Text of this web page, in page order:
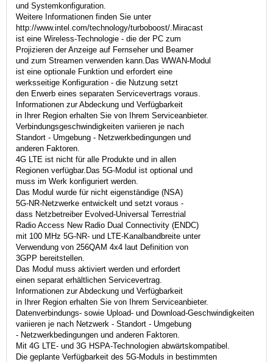
und Systemkonfiguration.
Weitere Informationen finden Sie unter
http://www.intel.com/technology/turboboost/.Miracast
ist eine Wireless-Technologie - die der PC zum
Projizieren der Anzeige auf Fernseher und Beamer
und zum Streamen verwenden kann.Das WWAN-Modul
ist eine optionale Funktion und erfordert eine
werksseitige Konfiguration - die Nutzung setzt
den Erwerb eines separaten Servicevertrags voraus.
Informationen zur Abdeckung und Verfügbarkeit
in Ihrer Region erhalten Sie von Ihrem Serviceanbieter.
Verbindungsgeschwindigkeiten variieren je nach
Standort - Umgebung - Netzwerkbedingungen und
anderen Faktoren.
4G LTE ist nicht für alle Produkte und in allen
Regionen verfügbar.Das 5G-Modul ist optional und
muss im Werk konfiguriert werden.
Das Modul wurde für nicht eigenständige (NSA)
5G-NR-Netzwerke entwickelt und setzt voraus -
dass Netzbetreiber Evolved-Universal Terrestrial
Radio Access New Radio Dual Connectivity (ENDC)
mit 100 MHz 5G-NR- und LTE-Kanalbandbreite unter
Verwendung von 256QAM 4x4 laut Definition von
3GPP bereitstellen.
Das Modul muss aktiviert werden und erfordert
einen separat erhältlichen Servicevertrag.
Informationen zur Abdeckung und Verfügbarkeit
in Ihrer Region erhalten Sie von Ihrem Serviceanbieter.
Datenverbindungs- sowie Upload- und Download-Geschwindigkeiten
variieren je nach Netzwerk - Standort - Umgebung
- Netzwerkbedingungen und anderen Faktoren.
Mit 4G LTE- und 3G HSPA-Technologien abwärtskompatibel.
Die geplante Verfügbarkeit des 5G-Moduls in bestimmten